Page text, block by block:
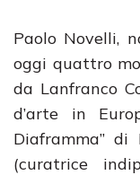
Paolo Novelli,
oggi quattro
da Lanfranco
d’arte in
Diaframma”
(curatrice